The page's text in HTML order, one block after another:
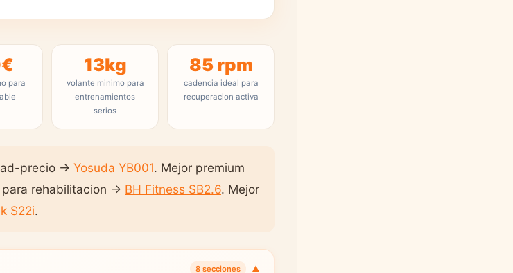
para
13kg
volante minimo para
entrenamientos
serios
85 rpm
cadencia ideal para
recuperacion activa
precio → Yosuda YB001. Mejor premium
para rehabilitacion → BH Fitness SB2.6. Mejor
S22i.
8 secciones ▼